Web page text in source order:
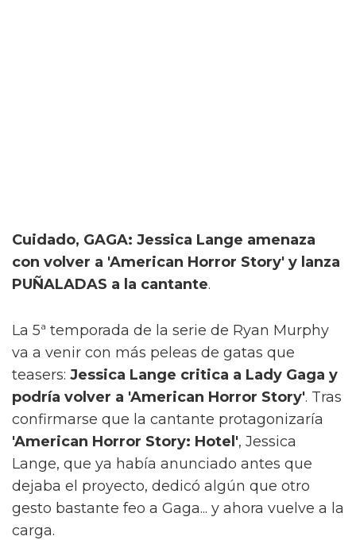
Cuidado, GAGA: Jessica Lange amenaza
con volver a 'American Horror Story' y lanza
PUÑALADAS a la cantante.
La 5ª temporada de la serie de Ryan Murphy
va a venir con más peleas de gatas que
teasers: Jessica Lange critica a Lady Gaga y
podría volver a 'American Horror Story'. Tras
confirmarse que la cantante protagonizaría
'American Horror Story: Hotel', Jessica
Lange, que ya había anunciado antes que
dejaba el proyecto, dedicó algún que otro
gesto bastante feo a Gaga... y ahora vuelve a la
carga.